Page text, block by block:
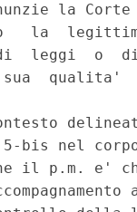
la
la
leggi  o
sua
5-bis nel
il p.m. e'